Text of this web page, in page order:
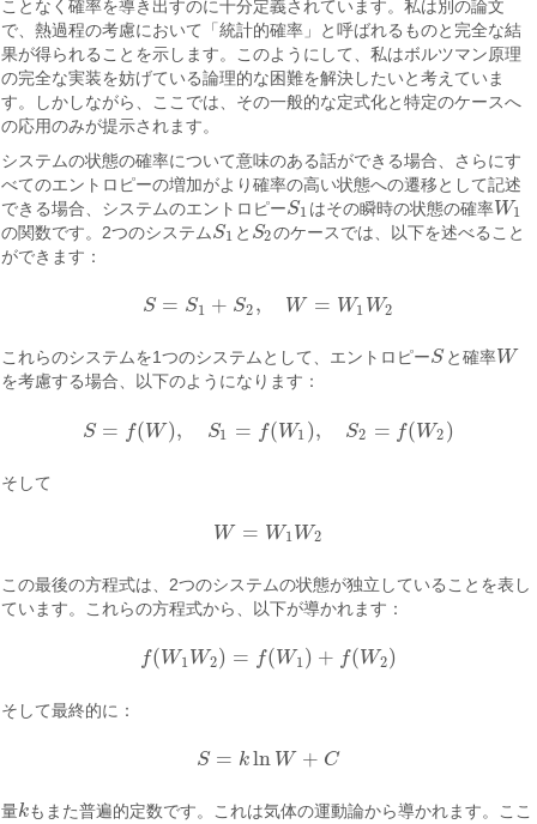
ことなく確率を導き出すのに十分定義されています。私は別の論文
で、熱過程の考慮において「統計的確率」と呼ばれるものと完全な結
果が得られることを示します。このようにして、私はボルツマン原理
の完全な実装を妨げている論理的な困難を解決したいと考えていま
す。しかしながら、ここでは、その一般的な定式化と特定のケースへ
の応用のみが提示されます。
システムの状態の確率について意味のある話ができる場合、さらにす
べてのエントロピーの増加がより確率の高い状態への遷移として記述
できる場合、システムのエントロピーS1
S1 はその瞬時の状態の確率W1
W1
の関数です。2つのシステムS1
S1 と S2
S2のケースでは、以下を述べること
ができます：
S = S1 + S2 , W = W1 W2
S =S1 +S2 =W 1W 2
これらのシステムを1つのシステムとして、エントロピーS
S と確率W
W
を考慮する場合、以下のようになります：
S = f(W), S1 = f(W1 ), S2 = f(W2 )
S= W),S 1= (W 1),S 2 W2
そして
W = W1 W2
W=W1W2
この最後の方程式は、2つのシステムの状態が独立していることを表し
ています。これらの方程式から、以下が導かれます：
f(W1 W2) = f(W1) + f(W2)
f (W1 W2) =f(W1) + (W 2)
そして最終的に：
S = kln W + C
S =klnW+ C
量k
k もまた普遍的定数です。これは気体の運動論から導かれます。ここ